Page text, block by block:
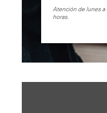
Atención de lunes
horas.